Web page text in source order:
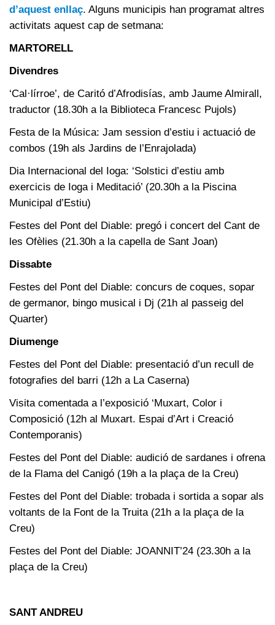
d’aquest enllaç. Alguns municipis han programat altres
activitats aquest cap de setmana:
MARTORELL
Divendres
‘Cal·lírroe’, de Caritó d’Afrodisías, amb Jaume Almirall,
traductor (18.30h a la Biblioteca Francesc Pujols)
Festa de la Música: Jam session d’estiu i actuació de
combos (19h als Jardins de l’Enrajolada)
Dia Internacional del Ioga: ‘Solstici d’estiu amb
exercicis de Ioga i Meditació’ (20.30h a la Piscina
Municipal d’Estiu)
Festes del Pont del Diable: pregó i concert del Cant de
les Ofèlies (21.30h a la capella de Sant Joan)
Dissabte
Festes del Pont del Diable: concurs de coques, sopar
de germanor, bingo musical i Dj (21h al passeig del
Quarter)
Diumenge
Festes del Pont del Diable: presentació d’un recull de
fotografies del barri (12h a La Caserna)
Visita comentada a l’exposició ‘Muxart, Color i
Composició (12h al Muxart. Espai d’Art i Creació
Contemporanis)
Festes del Pont del Diable: audició de sardanes i ofrena
de la Flama del Canigó (19h a la plaça de la Creu)
Festes del Pont del Diable: trobada i sortida a sopar als
voltants de la Font de la Truita (21h a la plaça de la
Creu)
Festes del Pont del Diable: JOANNIT’24 (23.30h a la
plaça de la Creu)
SANT ANDREU